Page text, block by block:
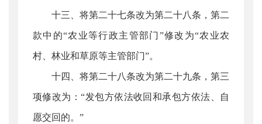
十三、将第二十七条改为第二十八条，第二
款中的“农业等行政主管部门”修改为“农业农
村、林业和草原等主管部门”。
十四、将第二十八条改为第二十九条，第三
项修改为：“发包方依法收回和承包方依法、自
愿交回的。”